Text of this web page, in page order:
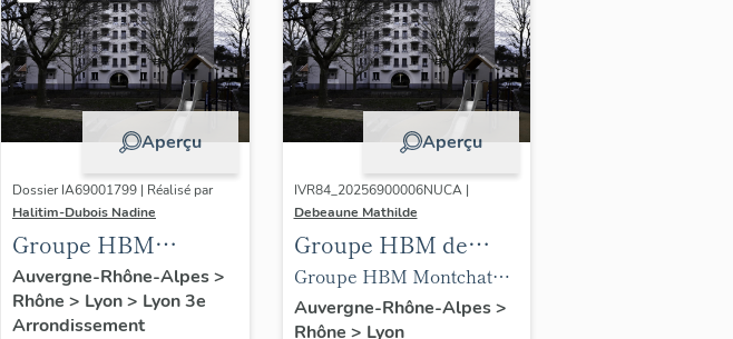
Aperçu
Dossier IA69001799 | Réalisé par
Halitim-Dubois Nadine
Groupe HBM
Montchat
Auvergne-Rhône-Alpes>
Rhône > Lyon> Lyon 3e
Arrondissement
Aperçu
IVR84_20256900006NUCA |
Debeaune Mathilde
Groupe HBM de
Lyon
Groupe HBM Montchat
Lyon 3e
Auvergne-Rhône-Alpes>
Rhône > Lyon